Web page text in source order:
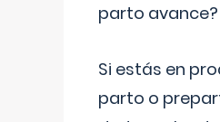
parto avance?
Si estás en
parto o